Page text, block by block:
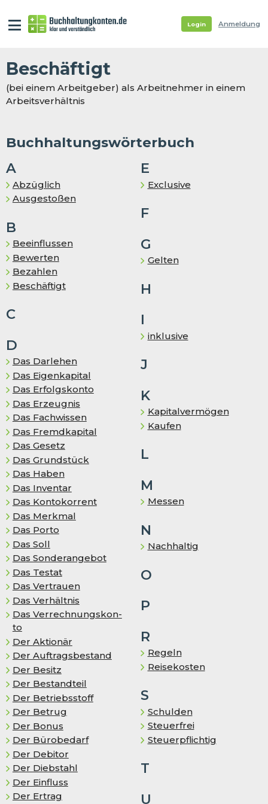
Login Anmeldung
Be­schäf­tigt
(bei einem Arbeitgeber) als Arbeitnehmer in einem
Arbeitsverhältnis
Buchhaltungswörterbuch
A
Abzüglich
Ausgestoßen
B
Beeinflussen
Bewerten
Bezahlen
Be­schäf­tigt
C
D
Das Darlehen
Das Eigenkapital
Das Erfolgskonto
Das Er­zeug­nis
Das Fachwissen
Das Fremd­ka­pi­tal
Das Gesetz
Das Grundstück
Das Haben
Das In­ven­tar
Das Kontokorrent
Das Merkmal
Das Porto
Das Soll
Das Sonderangebot
Das Testat
Das Vertrauen
Das Ver­hält­nis
Das Ver­rech­nungs­kon­
to
Der Aktionär
Der Auf­trags­be­stand
Der Besitz
Der Bestandteil
Der Betriebsstoff
Der Betrug
Der Bonus
Der Bürobedarf
Der Debitor
Der Diebstahl
Der Einfluss
Der Ertrag
E
Exclusive
F
G
Gelten
H
I
inklusive
J
K
Kapitalvermögen
Kaufen
L
M
Messen
N
Nachhaltig
O
P
R
Regeln
Reisekosten
S
Schulden
Steuerfrei
Steuerpflichtig
T
U